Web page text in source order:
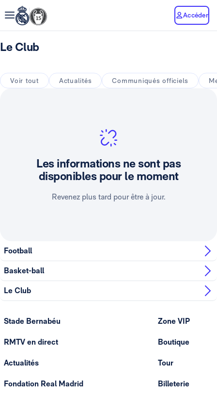
Accéder
Le Club
Voir tout Actualités Communiqués officiels
Les informations ne sont pas
disponibles pour le moment
Revenez plus tard pour être à jour.
Football
Basket-ball
Le Club
Stade Bernabéu
RMTV en direct
Actualités
Fondation Real Madrid
Zone VIP
Boutique
Tour
Billeterie